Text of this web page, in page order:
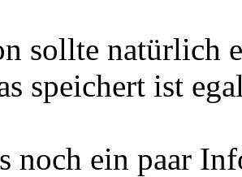
sollte natürlich
speichert ist
noch ein paar